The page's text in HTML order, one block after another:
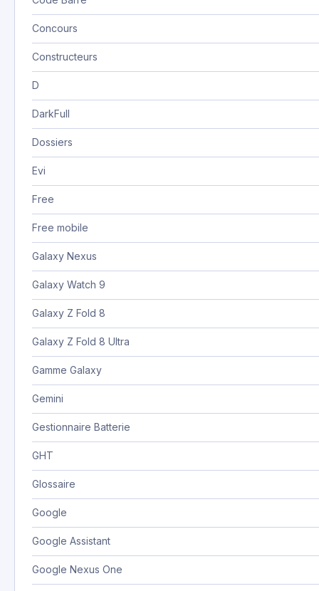
Concours
Constructeurs
D
DarkFull
Dossiers
Evi
Free
Free mobile
Galaxy Nexus
Galaxy Watch 9
Galaxy Z Fold 8
Galaxy Z Fold 8 Ultra
Gamme Galaxy
Gemini
Gestionnaire Batterie
GHT
Glossaire
Google
Google Assistant
Google Nexus One